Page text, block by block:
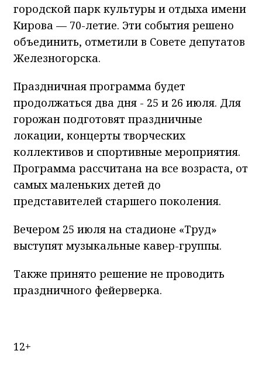
городской парк культуры и отдыха имени
Кирова — 70-летие. Эти события решено
объединить, отметили в Совете депутатов
Железногорска.
Праздничная программа будет
продолжаться два дня - 25 и 26 июля. Для
горожан подготовят праздничные
локации, концерты творческих
коллективов и спортивные мероприятия.
Программа рассчитана на все возраста, от
самых маленьких детей до
представителей старшего поколения.
Вечером 25 июля на стадионе «Труд»
выступят музыкальные кавер-группы.
Также принято решение не проводить
праздничного фейерверка.
12+